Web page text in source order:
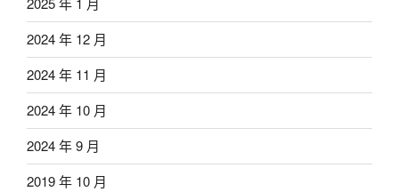
2024 年 12 月
2024 年 11 月
2024 年 10 月
2024 年 9 月
2019 年 10 月